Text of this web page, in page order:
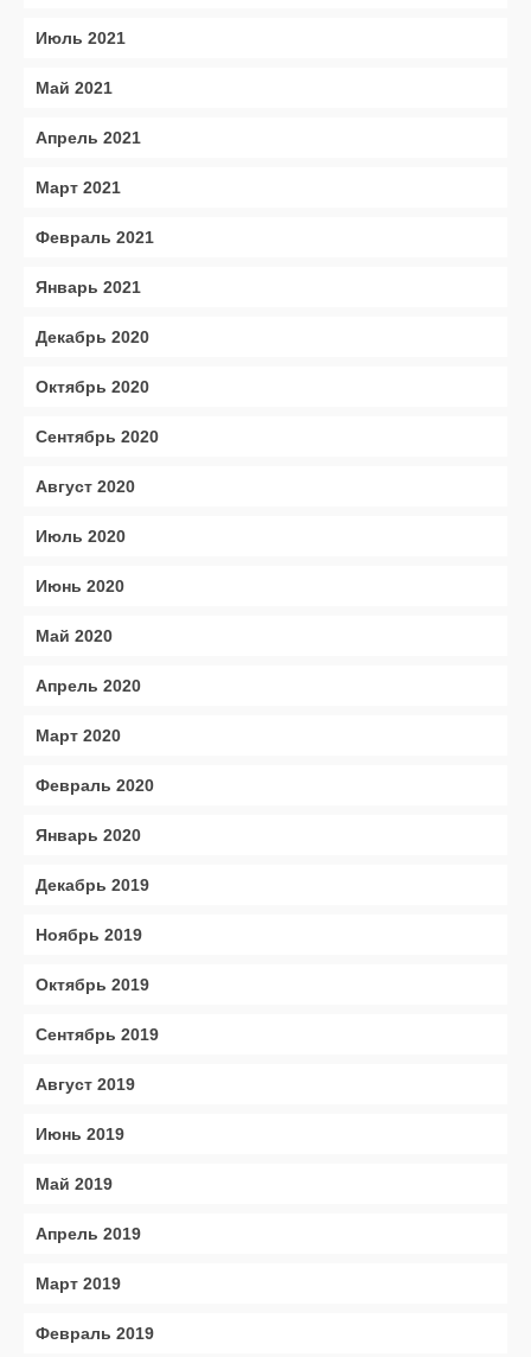
Июль 2021
Май 2021
Апрель 2021
Март 2021
Февраль 2021
Январь 2021
Декабрь 2020
Октябрь 2020
Сентябрь 2020
Август 2020
Июль 2020
Июнь 2020
Май 2020
Апрель 2020
Март 2020
Февраль 2020
Январь 2020
Декабрь 2019
Ноябрь 2019
Октябрь 2019
Сентябрь 2019
Август 2019
Июнь 2019
Май 2019
Апрель 2019
Март 2019
Февраль 2019